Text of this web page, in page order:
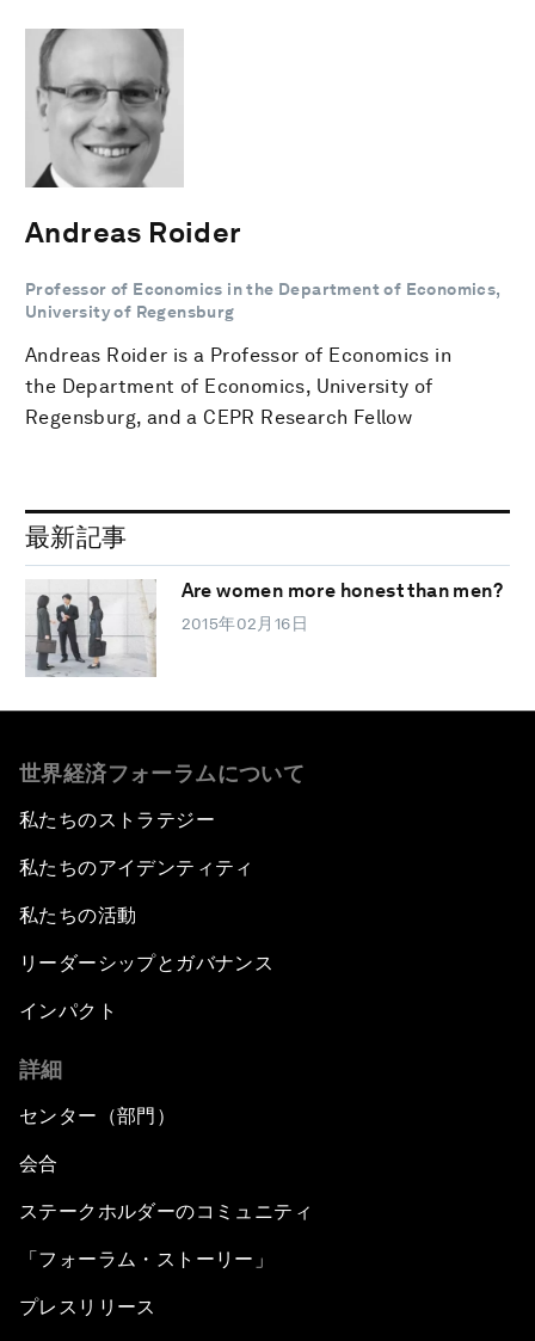
Andreas Roider
Professor of Economics in the Department of Economics,
University of Regensburg
Andreas Roider is a Professor of Economics in
the Department of Economics, University of
Regensburg, and a CEPR Research Fellow
最新記事
Are women more honest than men?
2015年02月16日
世界経済フォーラムについて
私たちのストラテジー
私たちのアイデンティティ
私たちの活動
リーダーシップとガバナンス
インパクト
詳細
センター（部門）
会合
ステークホルダーのコミュニティ
「フォーラム・ストーリー」
プレスリリース